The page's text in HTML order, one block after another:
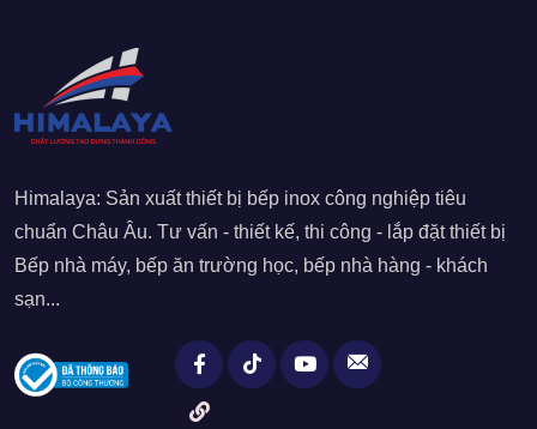
Himalaya: Sản xuất thiết bị bếp inox công nghiệp tiêu
chuẩn Châu Âu. Tư vấn - thiết kế, thi công - lắp đặt thiết bị
Bếp nhà máy, bếp ăn trường học, bếp nhà hàng - khách
sạn...